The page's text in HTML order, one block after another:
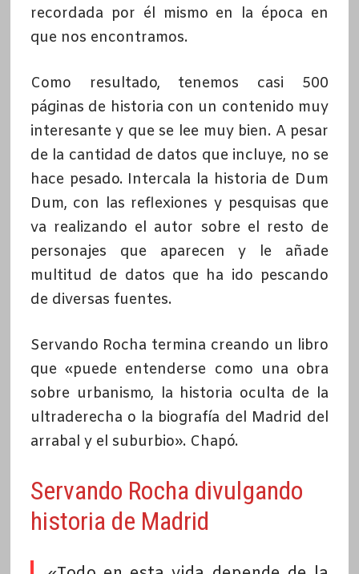
recordada por él mismo en la época en
que nos encontramos.
Como resultado, tenemos casi 500
páginas de historia con un contenido muy
interesante y que se lee muy bien. A pesar
de la cantidad de datos que incluye, no se
hace pesado. Intercala la historia de Dum
Dum, con las reflexiones y pesquisas que
va realizando el autor sobre el resto de
personajes que aparecen y le añade
multitud de datos que ha ido pescando
de diversas fuentes.
Servando Rocha termina creando un libro
que «puede entenderse como una obra
sobre urbanismo, la historia oculta de la
ultraderecha o la biografía del Madrid del
arrabal y el suburbio». Chapó.
Servando Rocha divulgando
historia de Madrid